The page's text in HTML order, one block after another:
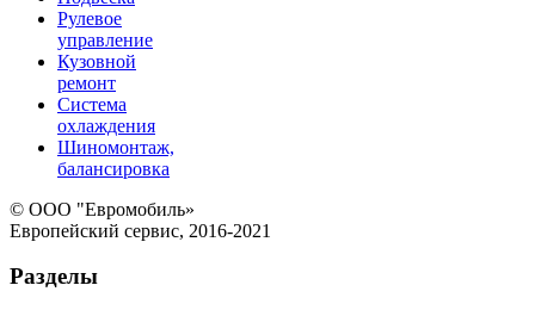
Рулевое
управление
Кузовной
ремонт
Система
охлаждения
Шиномонтаж,
балансировка
© ООО "Евромобиль»
Европейский сервис, 2016-2021
Разделы